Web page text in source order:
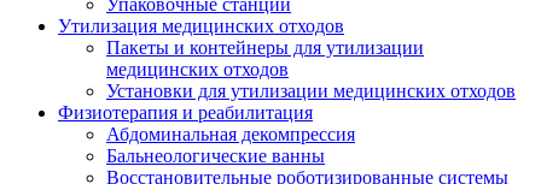
Упаковочные станции
Утилизация медицинских отходов
Пакеты и контейнеры для утилизации
медицинских отходов
Установки для утилизации медицинских отходов
Физиотерапия и реабилитация
Абдоминальная декомпрессия
Бальнеологические ванны
Восстановительные роботизированные системы